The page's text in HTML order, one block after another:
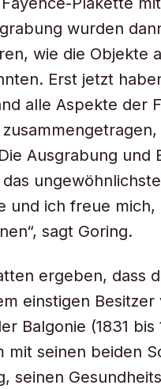
wurden
wie die Objekte
Erst jetzt
alle Aspekte der
Ausgrabung und
und ich freue mich,
sagt Goring.
ergeben, dass
einstigen
Balgonie (1831
mit seinen beiden
seinen